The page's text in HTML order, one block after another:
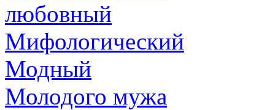
любовный
Мифологический
Модный
Молодого мужа